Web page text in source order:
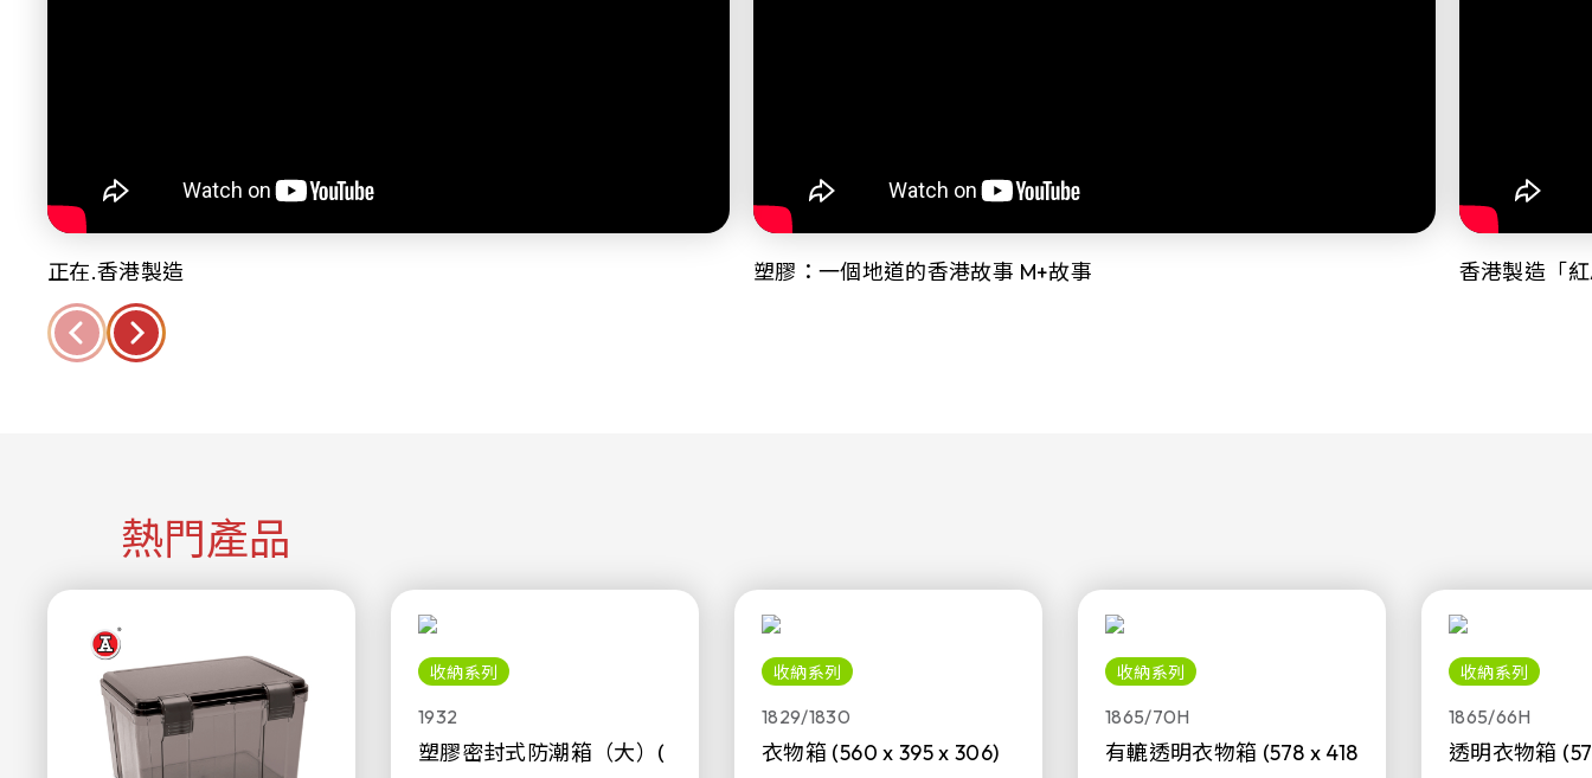
正在.香港製造 塑膠：一個地道的香港故事 M+故事 香港製造「
熱門產品
收納系列
1932
塑膠密封式防潮箱（大）(
收納系列
1829/1830
衣物箱 (560 x 395 x 306)
收納系列
1865/70H
有轆透明衣物箱 (578 x 418
收納系列
1865/66H
透明衣物箱